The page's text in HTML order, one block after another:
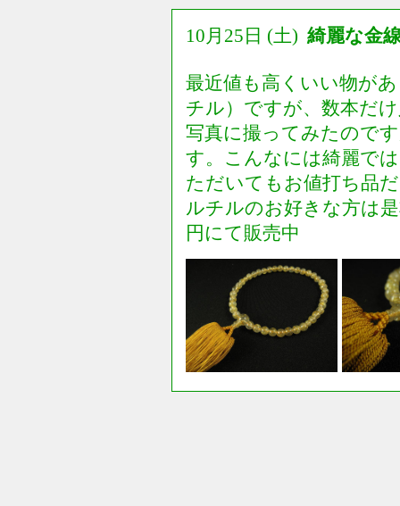
10月25日 (土) 綺麗な金
最近値も高くいい物が
チル）ですが、数本だ
写真に撮ってみたので
す。こんなには綺麗で
ただいてもお値打ち品
ルチルのお好きな方は
円にて販売中